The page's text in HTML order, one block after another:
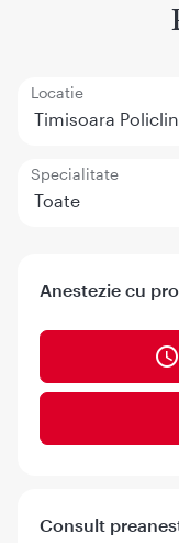
Locatie
Timisoara
Specialitate
Toate
Anestezie cu
Consult